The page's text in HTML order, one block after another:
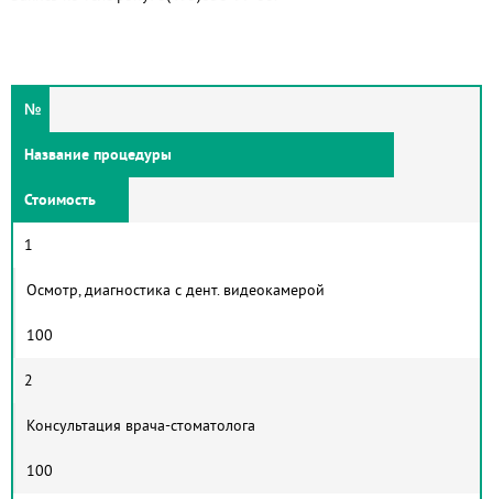
№
Название процедуры
Стоимость
1
Осмотр, диагностика с дент. видеокамерой
100
2
Консультация врача-стоматолога
100